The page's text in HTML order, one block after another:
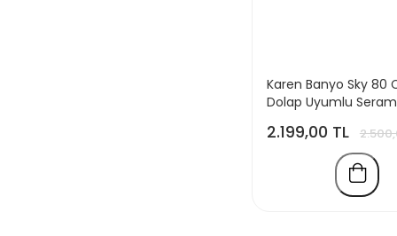
Karen Banyo Sky 80
Dolap Uyumlu
2.199,00 TL